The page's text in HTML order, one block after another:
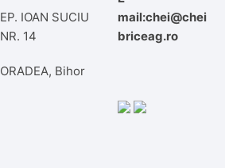
EP. IOAN SUCIU
NR. 14
ORADEA, Bihor
mail:chei@chei
briceag.ro